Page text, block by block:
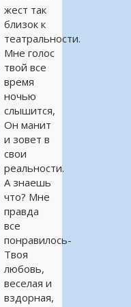
жест так
близок к
театральности.
Мне голос
твой все
время
ночью
слышится,
Он манит
и зовет в
свои
реальности.
А знаешь
что? Мне
правда
все
понравилось-
Твоя
любовь,
веселая и
вздорная,